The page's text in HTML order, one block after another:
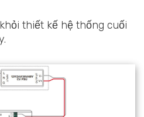
thiết kế hệ thống cuối